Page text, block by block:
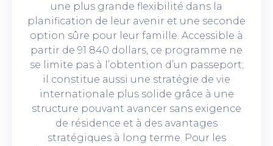
une plus grande flexibilité dans la
planification de leur avenir et une seconde
option sûre pour leur famille. Accessible à
partir de 91 840 dollars, ce programme ne
se limite pas à l’obtention d’un passeport;
il constitue aussi une stratégie de vie
internationale plus solide grâce à une
structure pouvant avancer sans exigence
de résidence et à des avantages
stratégiques à long terme. Pour les